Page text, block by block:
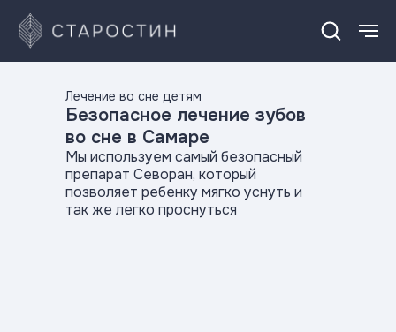
Лечение во сне детям
Безопасное лечение зубов
во сне в Самаре
Мы используем самый безопасный
препарат Севоран, который
позволяет ребенку мягко уснуть и
так же легко проснуться